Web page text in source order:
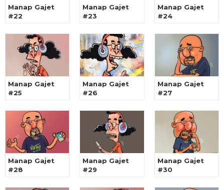
Manap Gajet
#22
Manap Gajet
#23
Manap Gajet
#24
Manap Gajet
#25
Manap Gajet
#26
Manap Gajet
#27
Manap Gajet
#28
Manap Gajet
#29
Manap Gajet
#30